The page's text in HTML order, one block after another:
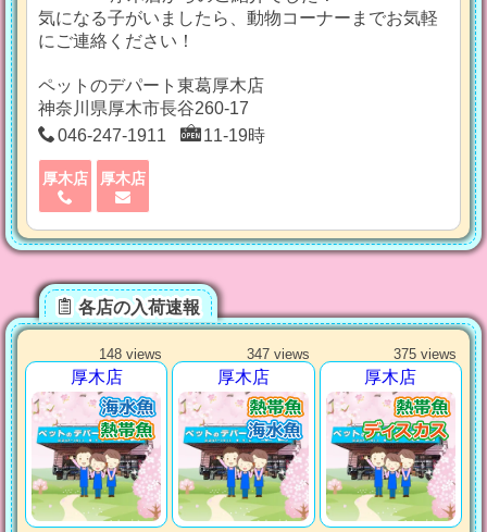
気になる子がいましたら、動物コーナーまでお気軽
にご連絡ください！
ペットのデパート東葛厚木店
神奈川県厚木市長谷260-17
046-247-1911
11-19時
厚木店 厚木店
各店の入荷速報
148 views
厚木店
347 views
厚木店
375 views
厚木店